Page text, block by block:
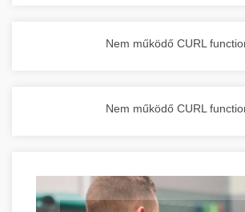
Nem működő CURL
Nem működő CURL